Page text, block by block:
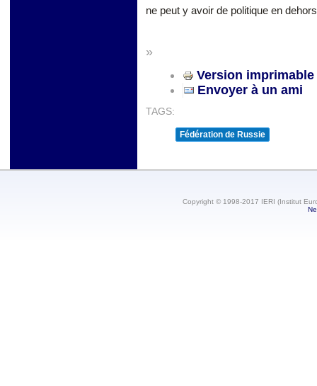
ne peut y avoir de politique en
»
Version imprimable
Envoyer à un ami
TAGS:
Fédération de Russie
Copyright © 1998-2017 IERI (Institut